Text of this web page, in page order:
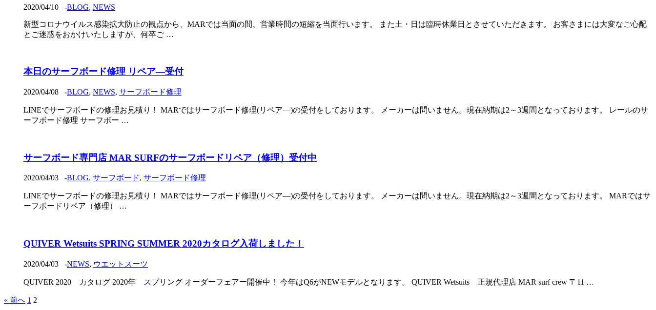
2020/04/10 -BLOG, NEWS
新型コロナウイルス感染拡大防止の観点から、MARでは当面の間、営業時間の短縮を当面行います。 また土・日は臨時休業日とさせていただきます。 お客さまには大変なご心配
とご迷惑をおかけいたしますが、何卒ご …
本日のサーフボード修理 リペア―受付
2020/04/08 -BLOG, NEWS, サーフボード修理
LINEでサーフボードの修理お見積り！ MARではサーフボード修理(リペア―)の受付をしております。 メーカーは問いません。現在納期は2～3週間となっております。 レールのサ
ーフボード修理 サーフボー …
サーフボード専門店 MAR SURFのサーフボードリペア（修理）受付中
2020/04/03 -BLOG, サーフボード, サーフボード修理
LINEでサーフボードの修理お見積り！ MARではサーフボード修理(リペア―)の受付をしております。 メーカーは問いません。現在納期は2～3週間となっております。 MARではサ
ーフボードリペア（修理） …
QUIVER Wetsuits SPRING SUMMER 2020カタログ入荷しました！
2020/04/03 -NEWS, ウエットスーツ
QUIVER 2020 カタログ 2020年 スプリング オーダーフェアー開催中！ 今年はQ6がNEWモデルとなります。 QUIVER Wetsuits 正規代理店 MAR surf crew 〒11 …
« 前へ 1 2